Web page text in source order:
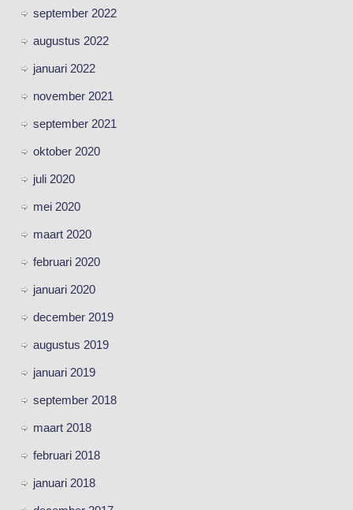
september 2022
augustus 2022
januari 2022
november 2021
september 2021
oktober 2020
juli 2020
mei 2020
maart 2020
februari 2020
januari 2020
december 2019
augustus 2019
januari 2019
september 2018
maart 2018
februari 2018
januari 2018